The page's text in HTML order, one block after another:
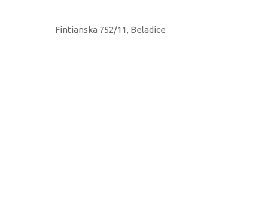
Fintianska 752/11, Beladice